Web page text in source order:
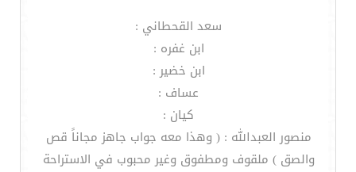
سعد القحطاني :
ابن غفره :
ابن خضير :
عساف :
كيان :
منصور العبدالله : ( وهذا معه جواب جاهز مجاناً قص
والصق ) ملقوف ومطفوق وغير محبوب في الاستراحة